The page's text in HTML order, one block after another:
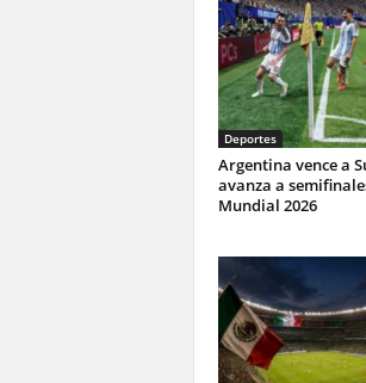
Deportes
Argentina vence a
avanza a
Mundial 2026